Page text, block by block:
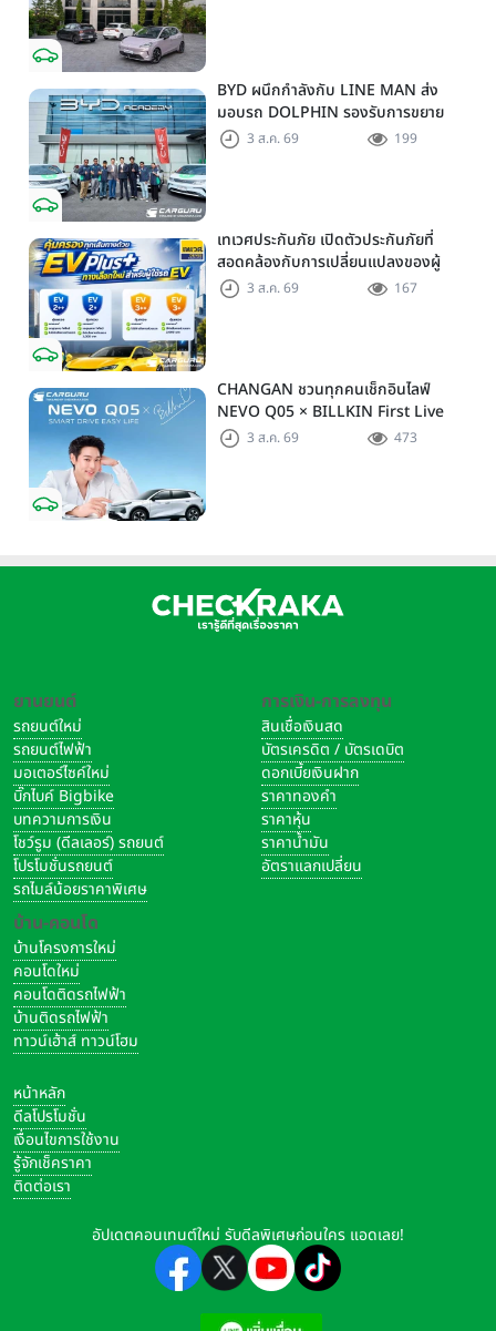
Honda-FREED
Honda-e Concept
BYD ผนึกกำลังกับ LINE MAN ส่ง
มอบรถ DOLPHIN รองรับการขยาย
เครือข่าย EV บน LINE MAN RIDE
3 ส.ค. 69 199
เทเวศประกันภัย เปิดตัวประกันภัยที่
สอดคล้องกับการเปลี่ยนแปลงของผู้
บริโภคและอุตสาหกรรมยานยนต์ด้วย
3 ส.ค. 69 167
CHANGAN ชวนทุกคนเช็กอินไลฟ์
NEVO Q05 × BILLKIN First Live
Streaming พร้อมโปรโมชั่นและของ
3 ส.ค. 69 473
ยานยนต์
รถยนต์ใหม่
รถยนต์ไฟฟ้า
มอเตอร์ไซค์ใหม่
บิ๊กไบค์ Bigbike
บทความการเงิน
โชว์รูม (ดีลเลอร์) รถยนต์
โปรโมชั่นรถยนต์
รถไมล์น้อยราคาพิเศษ
บ้าน-คอนโด
บ้านโครงการใหม่
คอนโดใหม่
คอนโดติดรถไฟฟ้า
บ้านติดรถไฟฟ้า
ทาวน์เฮ้าส์ ทาวน์โฮม
การเงิน-การลงทุน
สินเชื่อเงินสด
บัตรเครดิต / บัตรเดบิต
ดอกเบี้ยเงินฝาก
ราคาทองคำ
ราคาหุ้น
ราคาน้ำมัน
อัตราแลกเปลี่ยน
หน้าหลัก
ดีลโปรโมชั่น
เงื่อนไขการใช้งาน
รู้จักเช็คราคา
ติดต่อเรา
อัปเดตคอนเทนต์ใหม่ รับดีลพิเศษก่อนใคร แอดเลย!